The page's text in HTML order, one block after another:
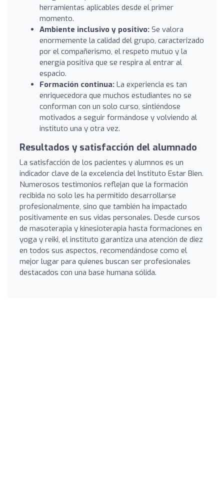
herramientas aplicables desde el primer
momento.
Ambiente inclusivo y positivo: Se valora
enormemente la calidad del grupo, caracterizado
por el compañerismo, el respeto mutuo y la
energía positiva que se respira al entrar al
espacio.
Formación continua: La experiencia es tan
enriquecedora que muchos estudiantes no se
conforman con un solo curso, sintiéndose
motivados a seguir formándose y volviendo al
instituto una y otra vez.
Resultados y satisfacción del alumnado
La satisfacción de los pacientes y alumnos es un
indicador clave de la excelencia del Instituto Estar Bien.
Numerosos testimonios reflejan que la formación
recibida no solo les ha permitido desarrollarse
profesionalmente, sino que también ha impactado
positivamente en sus vidas personales. Desde cursos
de masoterapia y kinesioterapia hasta formaciones en
yoga y reiki, el instituto garantiza una atención de diez
en todos sus aspectos, recomendándose como el
mejor lugar para quienes buscan ser profesionales
destacados con una base humana sólida.